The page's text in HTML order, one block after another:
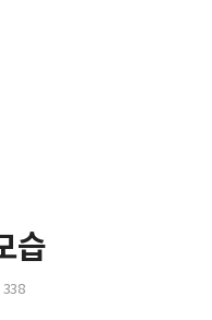
습
338